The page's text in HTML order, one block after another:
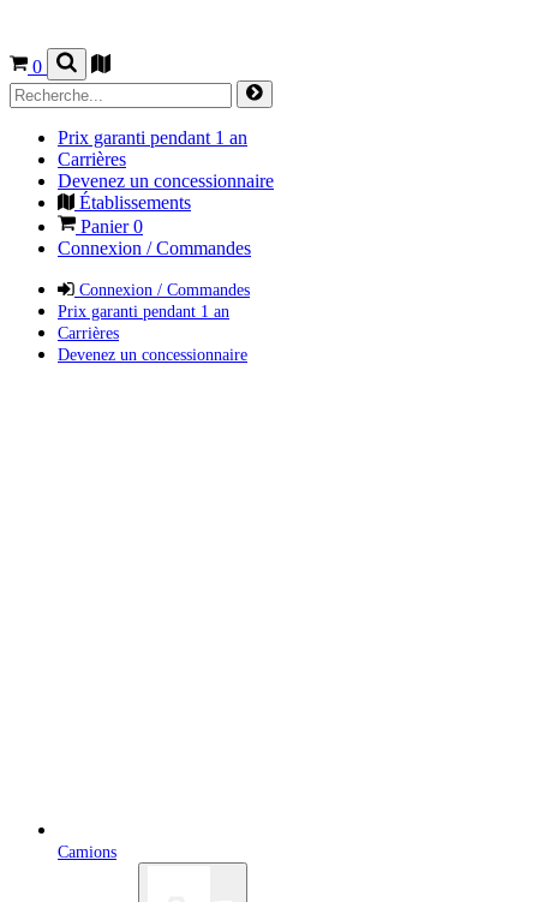
0
Prix garanti pendant 1 an
Carrières
Devenez un concessionnaire
Établissements
Panier0
Connexion / Commandes
Connexion / Commandes
Prix garanti pendant 1 an
Carrières
Devenez un concessionnaire
Camions